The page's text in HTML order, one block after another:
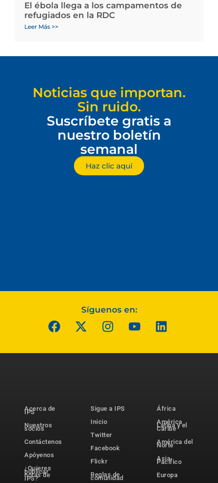
El ébola llega a los campamentos de
refugiados en la RDC
Leer Más >>
Noticias que importan.
Sin ruido.
Suscríbete gratis a
nuestro boletín
semanal
Haz clic aquí
Síguenos en:
Acerca de
IPS
Nuestros
socios
Contáctenos
Apóyenos
¿Quieres
publicar
notas de
IPS?
Sigue a IPS
Inicio
Twitter
Facebook
Flickr
Reglas de
comunidad
África
América
Latina y el
Caribe
América del
Norte
Asia-
Pacífico
Europa